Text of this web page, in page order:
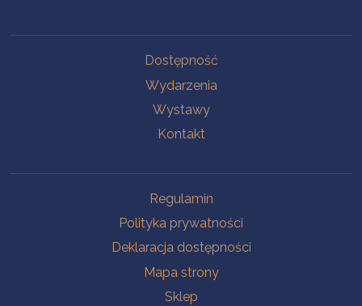
Dostępność
Wydarzenia
Wystawy
Kontakt
Regulamin
Polityka prywatności
Deklaracja dostępności
Mapa strony
Sklep